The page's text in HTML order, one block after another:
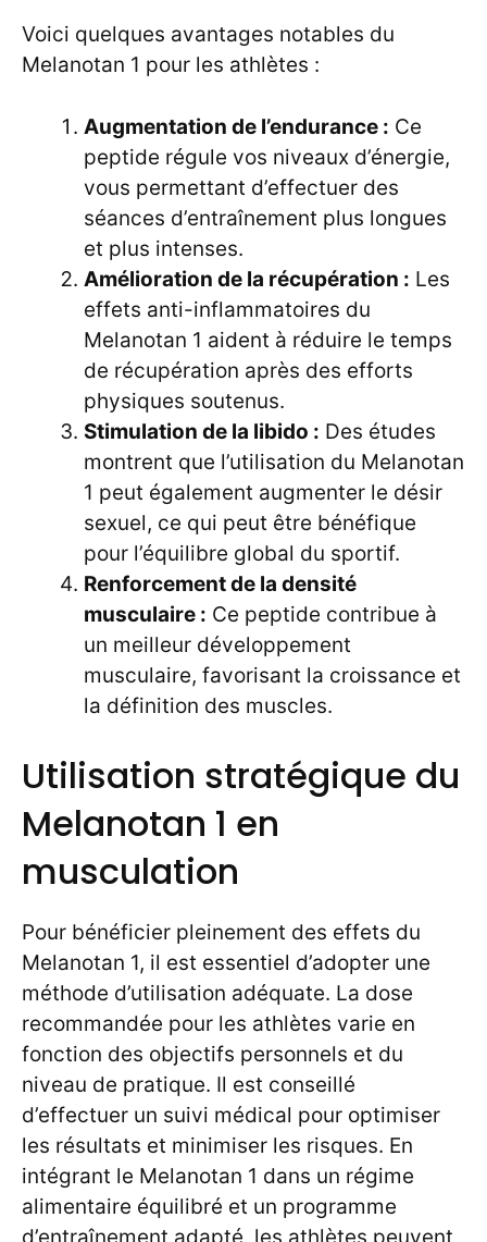
Voici quelques avantages notables du
Melanotan 1 pour les athlètes :
Augmentation de l’endurance : Ce
peptide régule vos niveaux d’énergie,
vous permettant d’effectuer des
séances d’entraînement plus longues
et plus intenses.
Amélioration de la récupération : Les
effets anti-inflammatoires du
Melanotan 1 aident à réduire le temps
de récupération après des efforts
physiques soutenus.
Stimulation de la libido : Des études
montrent que l’utilisation du Melanotan
1 peut également augmenter le désir
sexuel, ce qui peut être bénéfique
pour l’équilibre global du sportif.
Renforcement de la densité
musculaire : Ce peptide contribue à
un meilleur développement
musculaire, favorisant la croissance et
la définition des muscles.
Utilisation stratégique du
Melanotan 1 en
musculation
Pour bénéficier pleinement des effets du
Melanotan 1, il est essentiel d’adopter une
méthode d’utilisation adéquate. La dose
recommandée pour les athlètes varie en
fonction des objectifs personnels et du
niveau de pratique. Il est conseillé
d’effectuer un suivi médical pour optimiser
les résultats et minimiser les risques. En
intégrant le Melanotan 1 dans un régime
alimentaire équilibré et un programme